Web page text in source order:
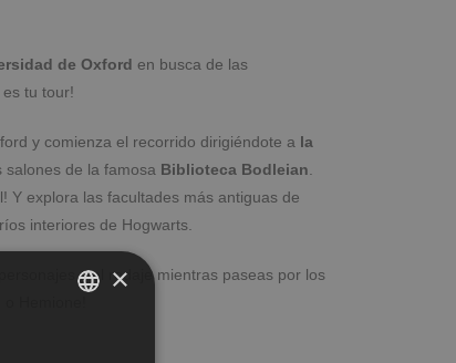
de Oxford en busca de las
es tu tour!
y comienza el recorrido dirigiéndote a la
salones de la famosa Biblioteca Bodleian
Y explora las facultades más antiguas de
interiores de Hogwarts.
y el rodaje mientras paseas por los
Hemione!
×